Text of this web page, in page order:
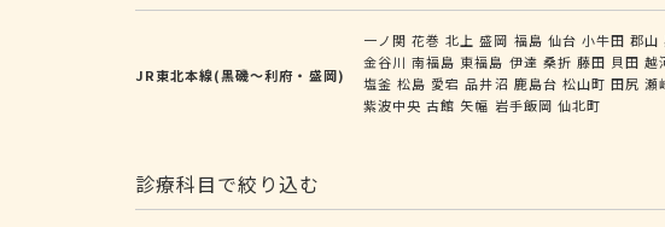
JR東北本線(黒磯～利府・盛岡)
一ノ関 花巻 北上 盛岡 福島 仙台 小牛田 郡山
金谷川 南福島 東福島 伊達 桑折 藤田 貝田 越
塩釜 松島 愛宕 品井沼 鹿島台 松山町 田尻 瀬
紫波中央 古館 矢幅 岩手飯岡 仙北町
診療科目で絞り込む